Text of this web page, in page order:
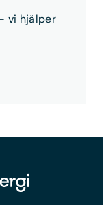
nytt avtal —
vi hjälper